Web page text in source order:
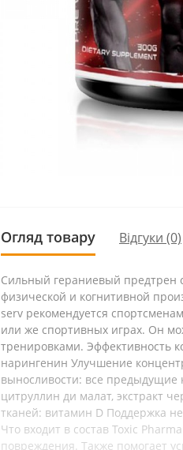
Огляд товару Відгуки (0)
Сильный гераниевый предтрен
физической и когнитивной
serv рекомендуется
или же спортивных играх. Он
тренировками. Эффективность
нарингенин Улучшение
выносливости: все предыдущие
цитруллин ди малат, экстракт
тканей: витамин D Поддержка
Что входит в состав Toxic
повреждения. Также помогает